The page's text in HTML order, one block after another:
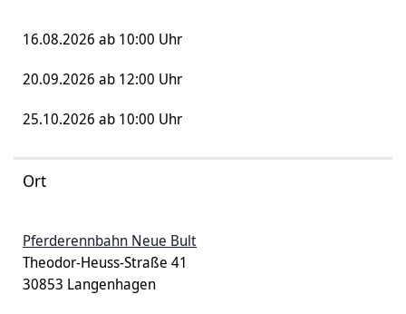
16.08.2026 ab 10:00 Uhr
20.09.2026 ab 12:00 Uhr
25.10.2026 ab 10:00 Uhr
Ort
Pferderennbahn Neue Bult
Theodor-Heuss-Straße 41
30853 Langenhagen